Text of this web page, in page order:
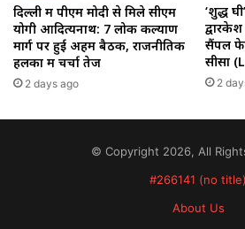
दिल्ली में पीएम मोदी से मिले सीएम
योगी आदित्यनाथ: 7 लोक कल्याण
मार्ग पर हुई अहम बैठक, राजनीतिक
हलकों में चर्चा तेज
2 days ago
‘शुद्ध
सैंपल
सीसा
2
© Copyright 2026, All
#266141 (no title)
About Us